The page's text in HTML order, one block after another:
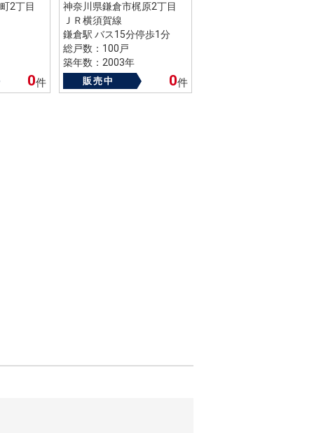
2丁目
0件
神奈川県鎌倉市梶原2丁目
ＪＲ横須賀線
鎌倉駅 バス15分停歩1分
総戸数：100戸
築年数：2003年
販売中 0件